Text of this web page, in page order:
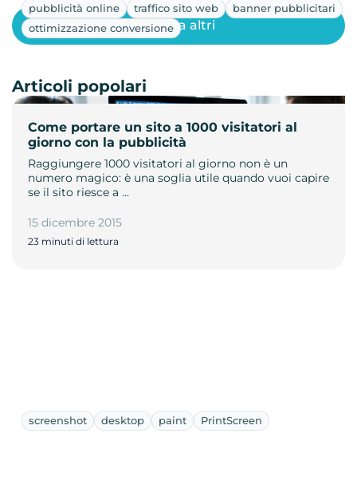
pubblicità online traffico sito web
banner pubblicitari
ottimizzazione conversione
Come portare un sito a 1000 visitatori al
giorno con la pubblicità
Raggiungere 1000 visitatori al giorno non è un
numero magico: è una soglia utile quando vuoi capire
se il sito riesce a …
15 dicembre 2015
23 minuti di lettura
Mostra altri
Articoli popolari
screenshot desktop paint PrintScreen